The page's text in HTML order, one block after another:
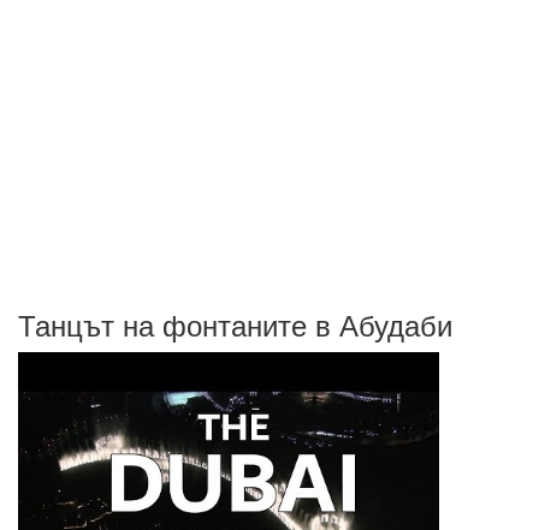
Танцът на фонтаните в Абудаби